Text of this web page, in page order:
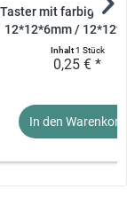
Taster mit farbigem
12*12*6mm /
Inhalt1 Stück
0,25 € *
In den Warenkorb